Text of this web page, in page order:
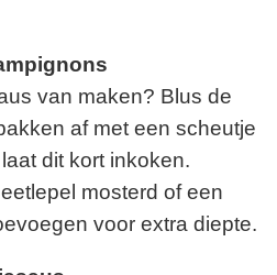
van maken? Blus de
af met een scheutje
dit kort inkoken.
mosterd of een
voor extra diepte.